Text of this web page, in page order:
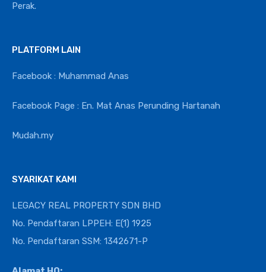
Perak.
PLATFORM LAIN
Facebook : Muhammad Anas
Facebook Page : En. Mat Anas Perunding Hartanah
Mudah.my
SYARIKAT KAMI
LEGACY REAL PROPERTY SDN BHD
No. Pendaftaran LPPEH: E(1) 1925
No. Pendaftaran SSM: 1342671-P